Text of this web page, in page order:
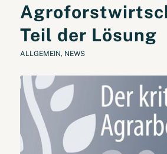
Teil der Lösung
ALLGEMEIN, NEWS